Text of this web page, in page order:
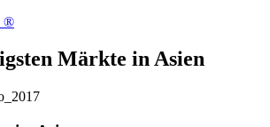
®
Märkte in Asien